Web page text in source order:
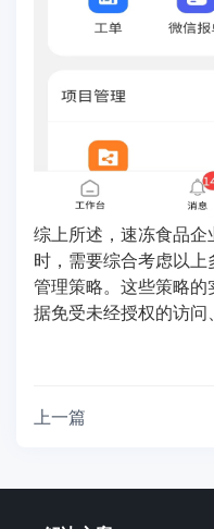
综上所述，速冻食品
时，需要综合考虑以
管理策略。这些策略
据免受未经授权的访问
上一篇